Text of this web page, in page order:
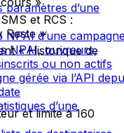
paramètres d’une
NPAI d’une
NPAI, ouvreurs,
ou non actifs
gérée via l’API
d’une
et RCS :
Reste »
« Historique de
et limite à 160